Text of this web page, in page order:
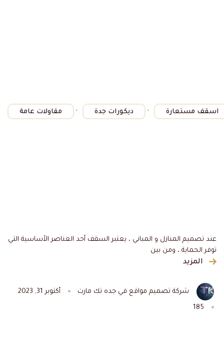
اسقف مستعارة , ديكورات جدة , مقاولات عامة
عند تصميم المنازل و المباني ، يعتبر السقف أحد العناصر الأساسية التي
توفر الحماية ، ومن بين
المزيد
شركة تصميم مواقع في جده تك مارت أكتوبر 31, 2023
185